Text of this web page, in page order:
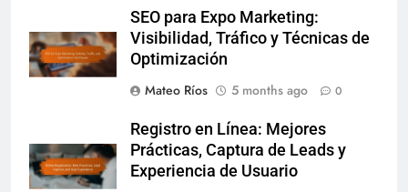
SEO para Expo Marketing:
Visibilidad, Tráfico y Técnicas de
Optimización
Mateo Ríos
5 months ago 0
Registro en Línea: Mejores
Prácticas, Captura de Leads y
Experiencia de Usuario